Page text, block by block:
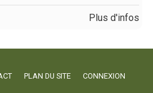
Plus d'infos
PLAN DU SITE CONNEXION